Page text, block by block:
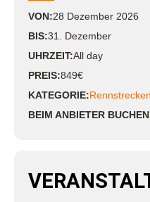
VON:28 Dezember 2026
BIS:31. Dezember
UHRZEIT:All day
PREIS:849€
KATEGORIE:
BEIM ANBIETER